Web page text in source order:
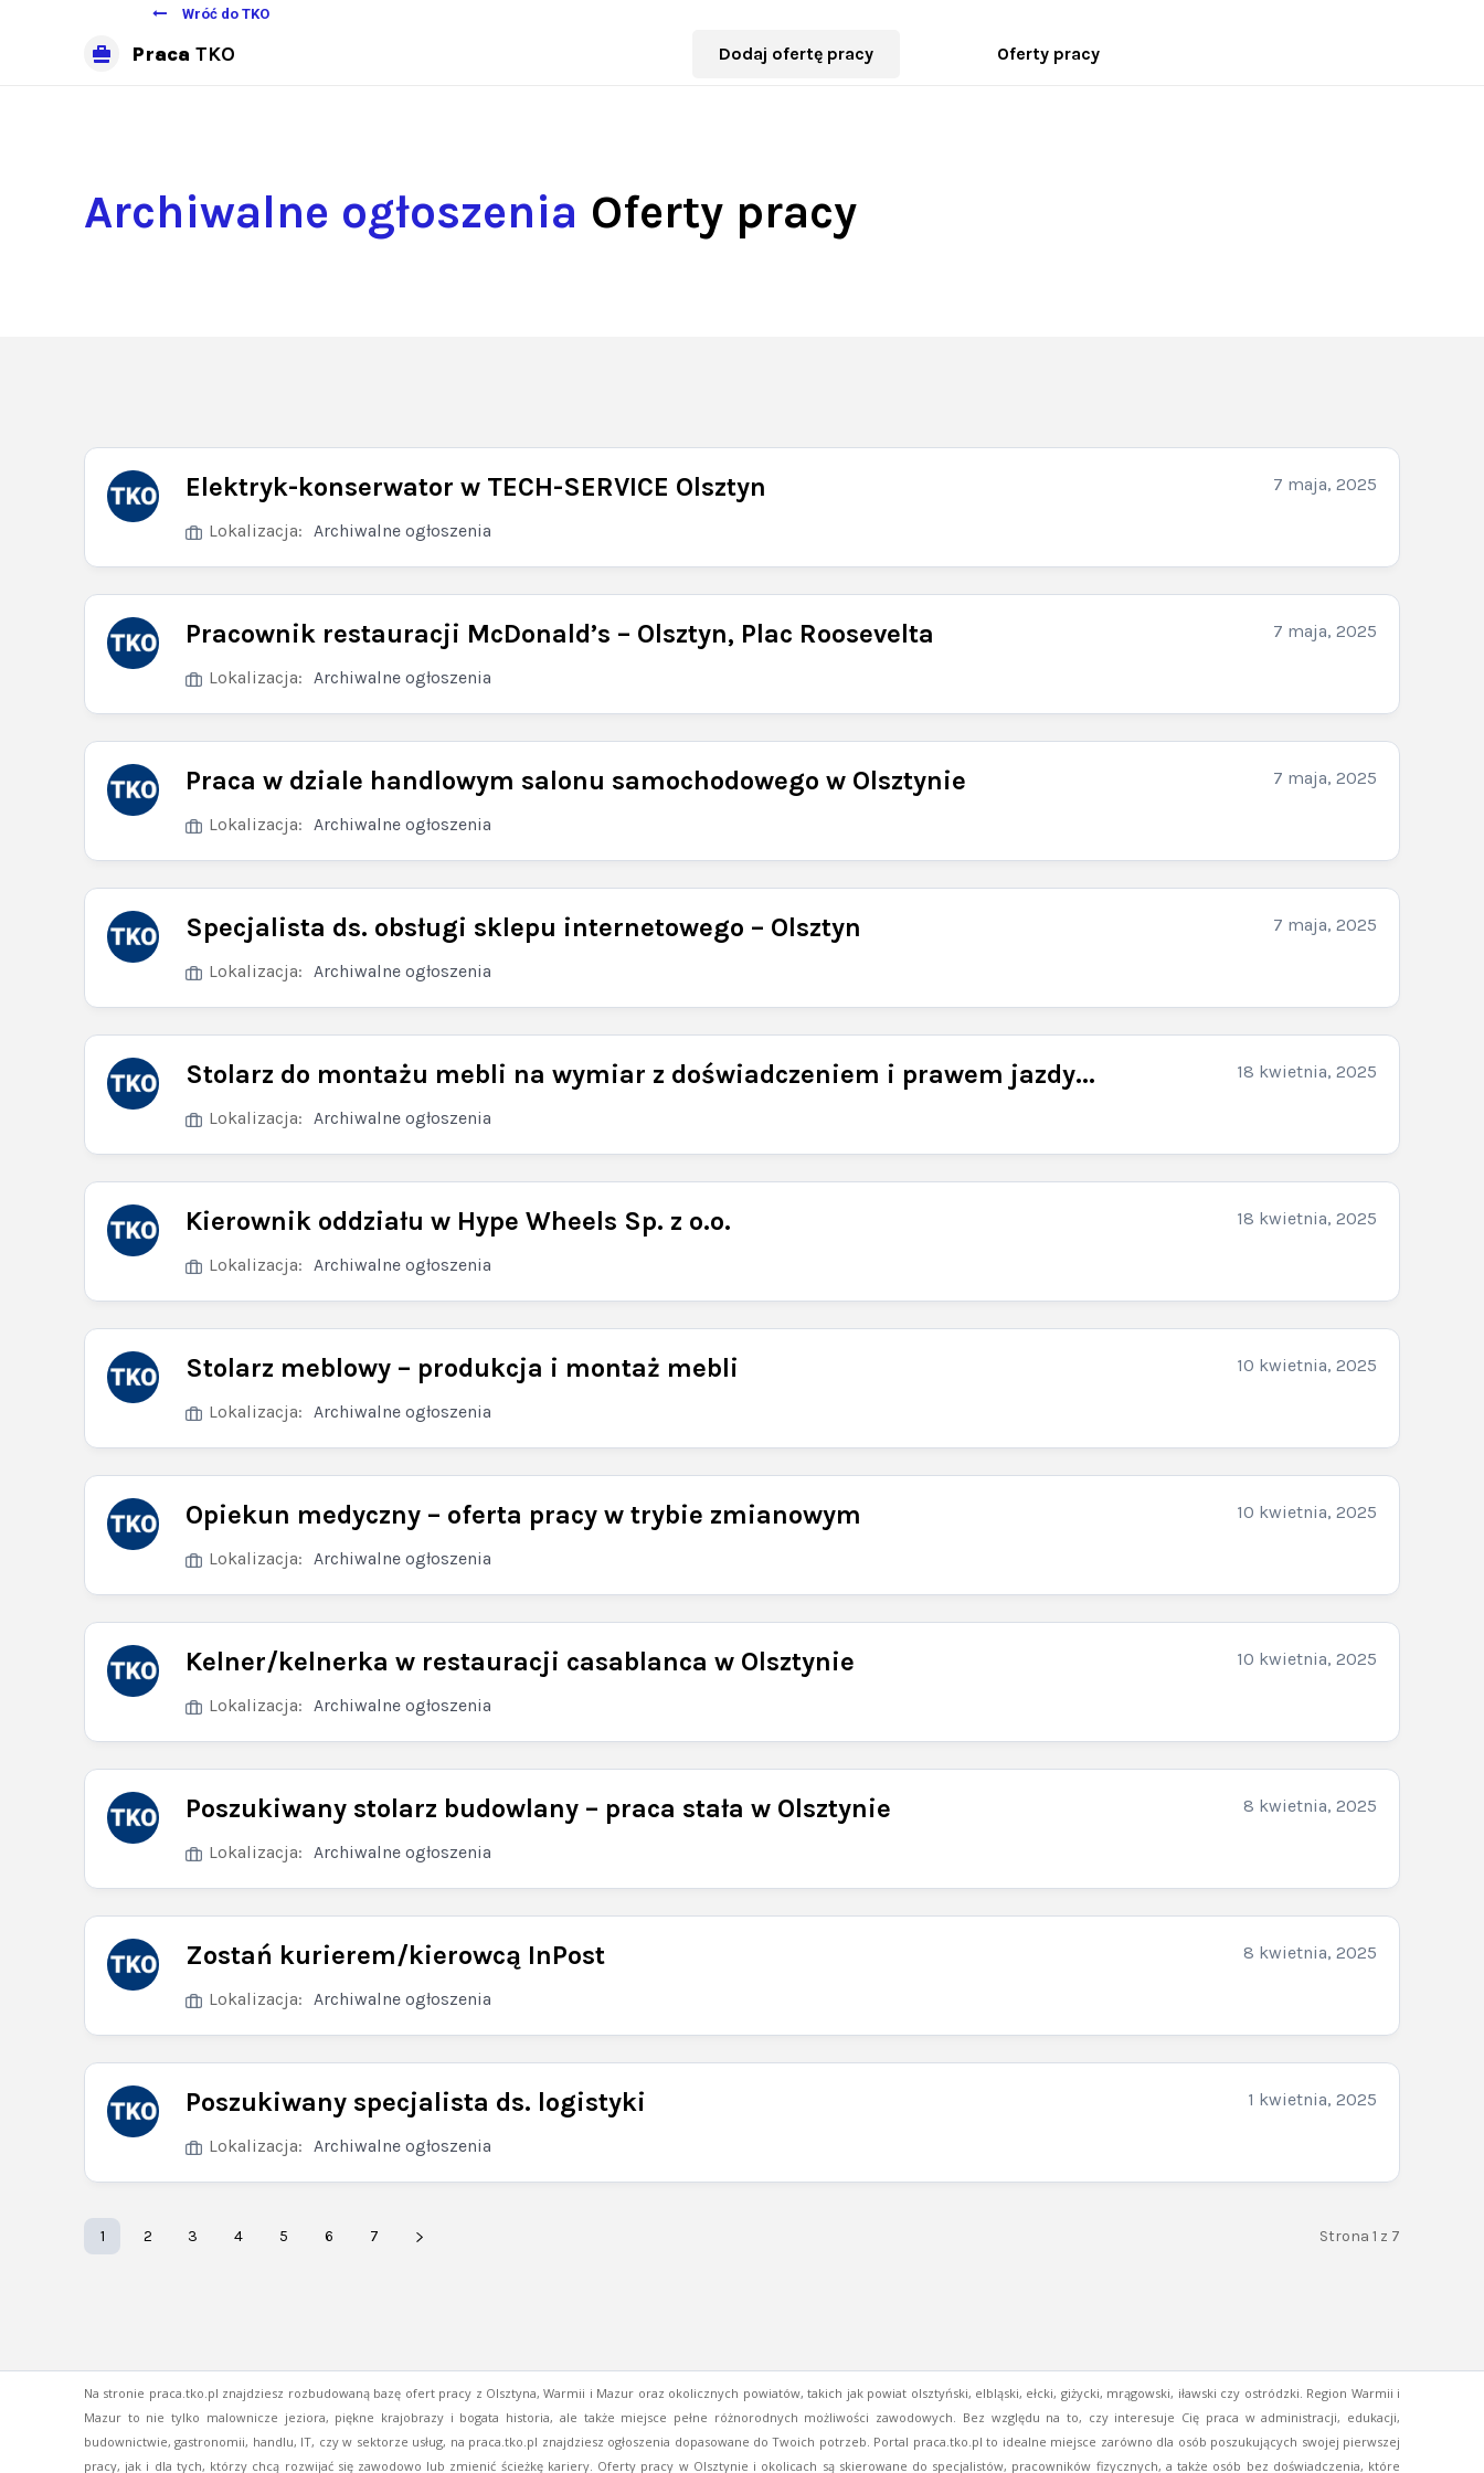
Wróć do TKO
Praca TKO Dodaj ofertę pracy Oferty pracy
Archiwalne ogłoszenia Oferty pracy
Elektryk-konserwator w TECH-SERVICE Olsztyn 7 maja, 2025
Lokalizacja: Archiwalne ogłoszenia
Pracownik restauracji McDonald’s – Olsztyn, Plac Roosevelta 7 maja, 2025
Lokalizacja: Archiwalne ogłoszenia
Praca w dziale handlowym salonu samochodowego w Olsztynie 7 maja, 2025
Lokalizacja: Archiwalne ogłoszenia
Specjalista ds. obsługi sklepu internetowego – Olsztyn 7 maja, 2025
Lokalizacja: Archiwalne ogłoszenia
Stolarz do montażu mebli na wymiar z doświadczeniem i prawem jazdy... 18 kwietnia, 2025
Lokalizacja: Archiwalne ogłoszenia
Kierownik oddziału w Hype Wheels Sp. z o.o. 18 kwietnia, 2025
Lokalizacja: Archiwalne ogłoszenia
Stolarz meblowy – produkcja i montaż mebli 10 kwietnia, 2025
Lokalizacja: Archiwalne ogłoszenia
Opiekun medyczny – oferta pracy w trybie zmianowym 10 kwietnia, 2025
Lokalizacja: Archiwalne ogłoszenia
Kelner/kelnerka w restauracji casablanca w Olsztynie 10 kwietnia, 2025
Lokalizacja: Archiwalne ogłoszenia
Poszukiwany stolarz budowlany – praca stała w Olsztynie 8 kwietnia, 2025
Lokalizacja: Archiwalne ogłoszenia
Zostań kurierem/kierowcą InPost 8 kwietnia, 2025
Lokalizacja: Archiwalne ogłoszenia
Poszukiwany specjalista ds. logistyki 1 kwietnia, 2025
Lokalizacja: Archiwalne ogłoszenia
1 2 3 4 5 6 7 Strona 1 z 7
Na stronie praca.tko.pl znajdziesz rozbudowaną bazę ofert pracy z Olsztyna, Warmii i Mazur oraz okolicznych powiatów, takich jak powiat olsztyński, elbląski, ełcki, giżycki, mrągowski, iławski czy ostródzki. Region Warmii i
Mazur to nie tylko malownicze jeziora, piękne krajobrazy i bogata historia, ale także miejsce pełne różnorodnych możliwości zawodowych. Bez względu na to, czy interesuje Cię praca w administracji, edukacji,
budownictwie, gastronomii, handlu, IT, czy w sektorze usług, na praca.tko.pl znajdziesz ogłoszenia dopasowane do Twoich potrzeb. Portal praca.tko.pl to idealne miejsce zarówno dla osób poszukujących swojej pierwszej
pracy, jak i dla tych, którzy chcą rozwijać się zawodowo lub zmienić ścieżkę kariery. Oferty pracy w Olsztynie i okolicach są skierowane do specjalistów, pracowników fizycznych, a także osób bez doświadczenia, które